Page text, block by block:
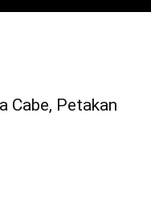
Cabe, Petakan